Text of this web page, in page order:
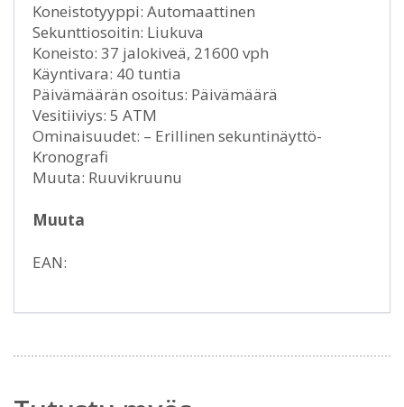
Koneistotyyppi: Automaattinen
Sekunttiosoitin: Liukuva
Koneisto: 37 jalokiveä, 21600 vph
Käyntivara: 40 tuntia
Päivämäärän osoitus: Päivämäärä
Vesitiiviys: 5 ATM
Ominaisuudet: – Erillinen sekuntinäyttö-
Kronografi
Muuta: Ruuvikruunu
Muuta
EAN: